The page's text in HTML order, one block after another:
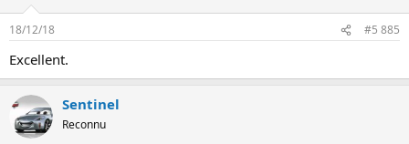
18/12/18 #5 885
Excellent.
Sentinel
Reconnu